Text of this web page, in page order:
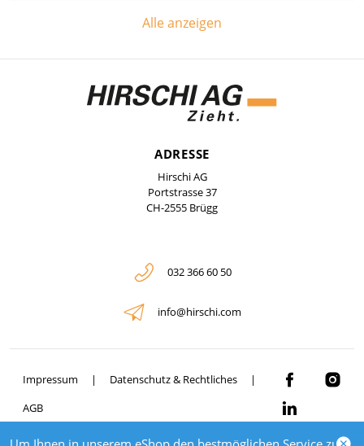
Alle anzeigen
ADRESSE
Hirschi AG
Portstrasse 37
CH-2555 Brügg
032 366 60 50
info@hirschi.com
Impressum
Datenschutz & Rechtliches
AGB